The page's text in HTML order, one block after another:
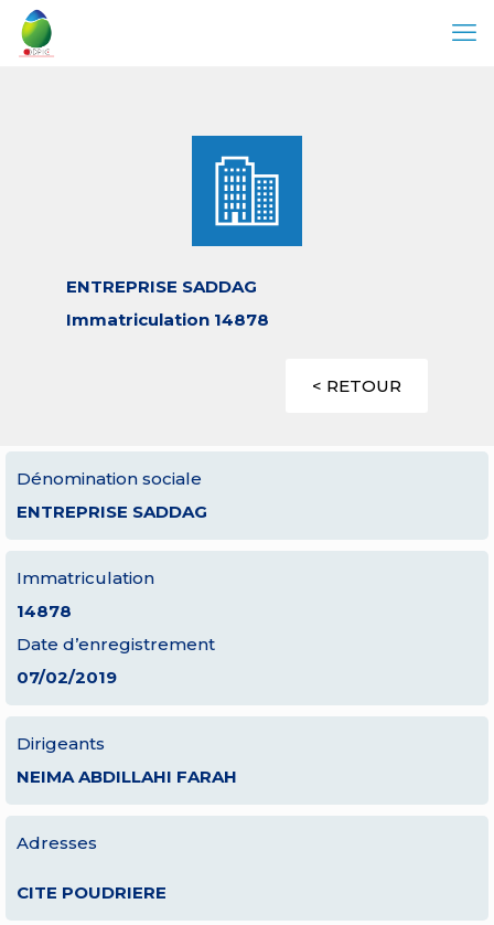
ENTREPRISE SADDAG
Immatriculation 14878
< RETOUR
Dénomination sociale
ENTREPRISE SADDAG
Immatriculation
14878
Date d’enregistrement
07/02/2019
Dirigeants
NEIMA ABDILLAHI FARAH
Adresses
CITE POUDRIERE